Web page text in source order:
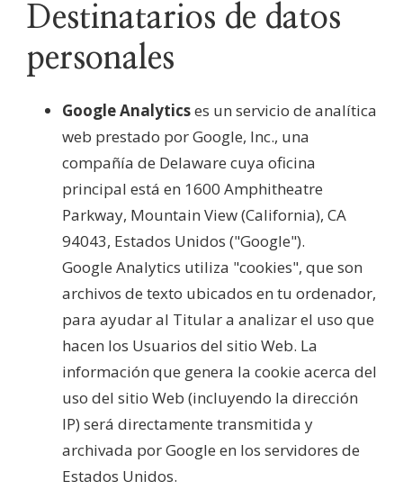
Destinatarios de datos
personales
Google Analyticses un servicio de analítica
web prestado por Google, Inc., una
compañía de Delaware cuya oficina
principal está en 1600 Amphitheatre
Parkway, Mountain View (California), CA
94043, Estados Unidos ("Google").
Google Analytics utiliza "cookies", que son
archivos de texto ubicados en tu ordenador,
para ayudar al Titular a analizar el uso que
hacen los Usuarios del sitio Web. La
información que genera la cookie acerca del
uso del sitio Web (incluyendo la dirección
IP) será directamente transmitida y
archivada por Google en los servidores de
Estados Unidos.